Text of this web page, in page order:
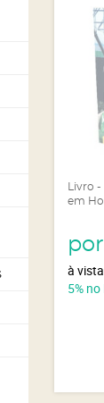
Livro
em
por
à vista
5% no